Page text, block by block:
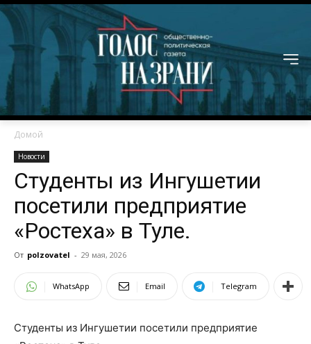
Домой
Новости
Студенты из Ингушетии
посетили предприятие
«Ростеха» в Туле.
От polzovatel - 29 мая, 2026
WhatsApp Email Telegram
Студенты из Ингушетии посетили предприятие